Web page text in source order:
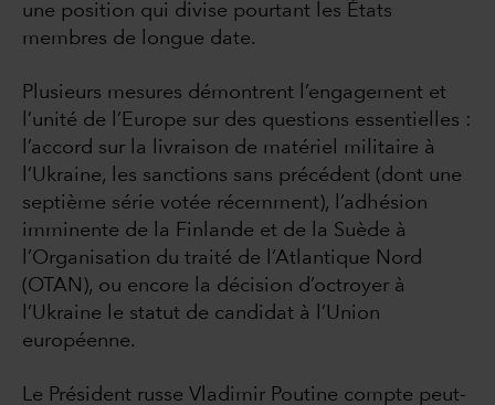
une position qui divise pourtant les États
membres de longue date.
Plusieurs mesures démontrent l’engagement et
l’unité de l’Europe sur des questions essentielles :
l’accord sur la livraison de matériel militaire à
l’Ukraine, les sanctions sans précédent (dont une
septième série votée récemment), l’adhésion
imminente de la Finlande et de la Suède à
l’Organisation du traité de l’Atlantique Nord
(OTAN), ou encore la décision d’octroyer à
l’Ukraine le statut de candidat à l’Union
européenne.
Le Président russe Vladimir Poutine compte peut-